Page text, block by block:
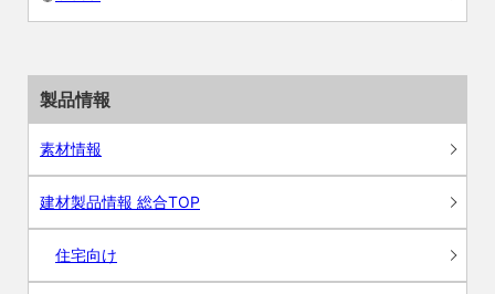
製品情報
素材情報
建材製品情報 総合TOP
住宅向け